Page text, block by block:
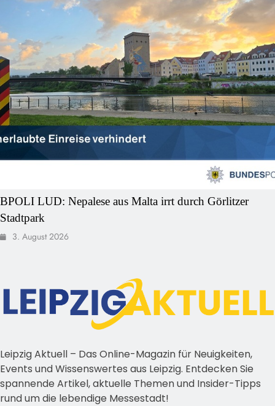
BPOLI LUD: Nepalese aus Malta irrt durch Görlitzer
Stadtpark
3. August 2026
Leipzig Aktuell – Das Online-Magazin für Neuigkeiten,
Events und Wissenswertes aus Leipzig. Entdecken Sie
spannende Artikel, aktuelle Themen und Insider-Tipps
rund um die lebendige Messestadt!